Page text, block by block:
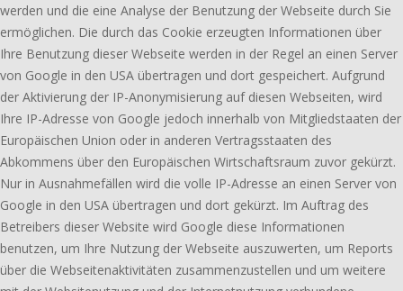
werden und die eine Analyse der Benutzung der Webseite durch Sie
ermöglichen. Die durch das Cookie erzeugten Informationen über
Ihre Benutzung dieser Webseite werden in der Regel an einen Server
von Google in den USA übertragen und dort gespeichert. Aufgrund
der Aktivierung der IP-Anonymisierung auf diesen Webseiten, wird
Ihre IP-Adresse von Google jedoch innerhalb von Mitgliedstaaten der
Europäischen Union oder in anderen Vertragsstaaten des
Abkommens über den Europäischen Wirtschaftsraum zuvor gekürzt.
Nur in Ausnahmefällen wird die volle IP-Adresse an einen Server von
Google in den USA übertragen und dort gekürzt. Im Auftrag des
Betreibers dieser Website wird Google diese Informationen
benutzen, um Ihre Nutzung der Webseite auszuwerten, um Reports
über die Webseitenaktivitäten zusammenzustellen und um weitere